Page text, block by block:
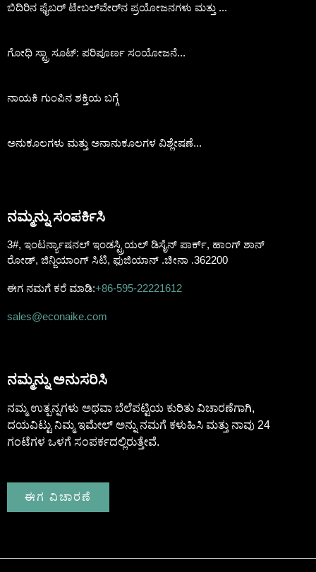
ಬಿದಿರಿನ ಫೈಬರ್ ಟೇಬಲ್‌ವೇರ್‌ನ ಪ್ರಯೋಜನಗಳು ಮತ್ತು ...
ಗೋಧಿ ಸ್ಟ್ರಾ ಸೂಟ್: ಪರಿಪೂರ್ಣ ಸಂಯೋಜನೆ...
ನಾಯಕಿ ಗುಂಪಿನ ಶಕ್ತಿಯ ಬಗ್ಗೆ
ಅನುಕೂಲಗಳು ಮತ್ತು ಅನಾನುಕೂಲಗಳ ವಿಶ್ಲೇಷಣೆ...
ನಮ್ಮನ್ನು ಸಂಪರ್ಕಿಸಿ
3#, ಇಂಟರ್ನ್ಯಾಷನಲ್ ಇಂಡಸ್ಟ್ರಿಯಲ್ ಡಿಸೈನ್ ಪಾರ್ಕ್, ಹಾಂಗ್ ಶಾನ್
ರೋಡ್, ಜಿನ್ಜಿಯಾಂಗ್ ಸಿಟಿ, ಫುಜಿಯಾನ್ .ಚೀನಾ .362200
ಈಗ ನಮಗೆ ಕರೆ ಮಾಡಿ:+86-595-22221612
sales@econaike.com
ನಮ್ಮನ್ನು ಅನುಸರಿಸಿ
ನಮ್ಮ ಉತ್ಪನ್ನಗಳು ಅಥವಾ ಬೆಲೆಪಟ್ಟಿಯ ಕುರಿತು ವಿಚಾರಣೆಗಾಗಿ,
ದಯವಿಟ್ಟು ನಿಮ್ಮ ಇಮೇಲ್ ಅನ್ನು ನಮಗೆ ಕಳುಹಿಸಿ ಮತ್ತು ನಾವು 24
ಗಂಟೆಗಳ ಒಳಗೆ ಸಂಪರ್ಕದಲ್ಲಿರುತ್ತೇವೆ.
ಈಗ ವಿಚಾರಣೆ